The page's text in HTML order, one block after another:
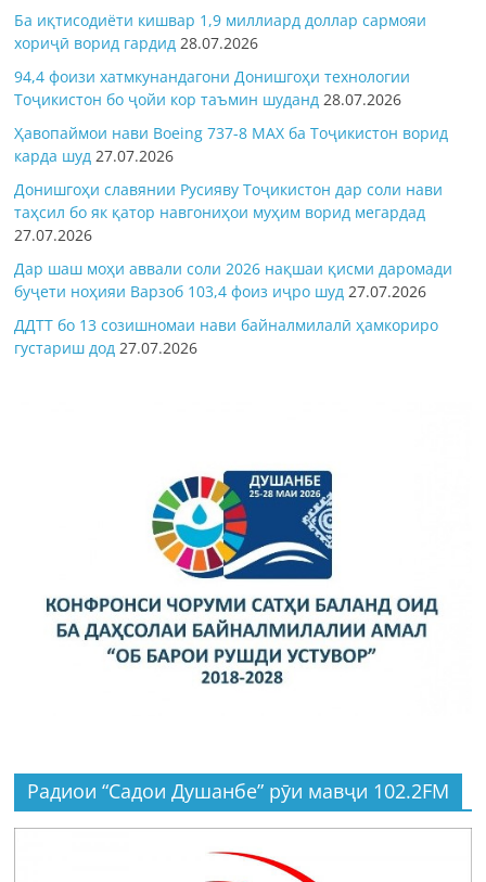
Ба иқтисодиёти кишвар 1,9 миллиард доллар сармояи
хориҷӣ ворид гардид 28.07.2026
94,4 фоизи хатмкунандагони Донишгоҳи технологии
Тоҷикистон бо ҷойи кор таъмин шуданд 28.07.2026
Ҳавопаймои нави Boeing 737-8 MAX ба Тоҷикистон ворид
карда шуд 27.07.2026
Донишгоҳи славянии Русияву Тоҷикистон дар соли нави
таҳсил бо як қатор навгониҳои муҳим ворид мегардад
27.07.2026
Дар шаш моҳи аввали соли 2026 нақшаи қисми даромади
буҷети ноҳияи Варзоб 103,4 фоиз иҷро шуд 27.07.2026
ДДТТ бо 13 созишномаи нави байналмилалӣ ҳамкориро
густариш дод 27.07.2026
Радиои “Садои Душанбе” рӯи мавҷи 102.2FM